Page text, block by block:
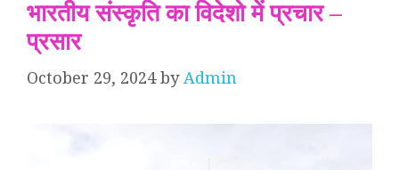
भारतीय संस्कृति का विदेशो में प्रचार –
प्रसार
October 29, 2024 by Admin